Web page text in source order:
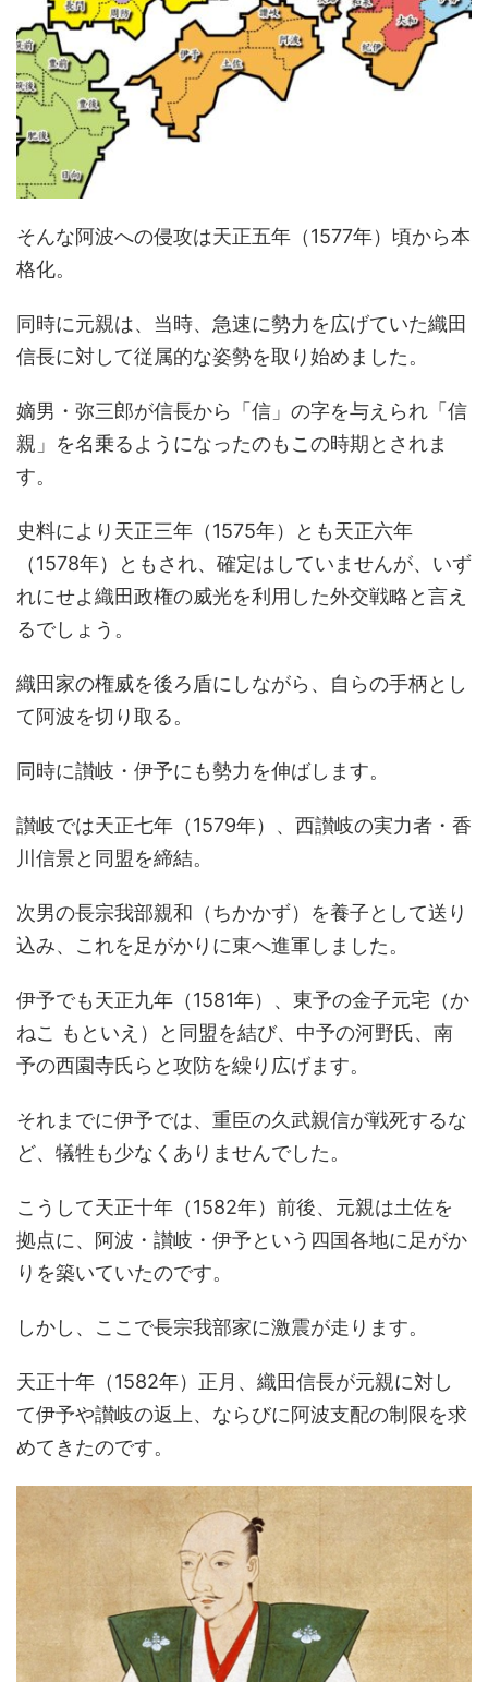
そんな阿波への侵攻は天正五年（1577年）頃から本
格化。
同時に元親は、当時、急速に勢力を広げていた織田
信長に対して従属的な姿勢を取り始めました。
嫡男・弥三郎が信長から「信」の字を与えられ「信
親」を名乗るようになったのもこの時期とされま
す。
史料により天正三年（1575年）とも天正六年
（1578年）ともされ、確定はしていませんが、いず
れにせよ織田政権の威光を利用した外交戦略と言え
るでしょう。
織田家の権威を後ろ盾にしながら、自らの手柄とし
て阿波を切り取る。
同時に讃岐・伊予にも勢力を伸ばします。
讃岐では天正七年（1579年）、西讃岐の実力者・香
川信景と同盟を締結。
次男の長宗我部親和（ちかかず）を養子として送り
込み、これを足がかりに東へ進軍しました。
伊予でも天正九年（1581年）、東予の金子元宅（か
ねこ もといえ）と同盟を結び、中予の河野氏、南
予の西園寺氏らと攻防を繰り広げます。
それまでに伊予では、重臣の久武親信が戦死するな
ど、犠牲も少なくありませんでした。
こうして天正十年（1582年）前後、元親は土佐を
拠点に、阿波・讃岐・伊予という四国各地に足がか
りを築いていたのです。
しかし、ここで長宗我部家に激震が走ります。
天正十年（1582年）正月、織田信長が元親に対し
て伊予や讃岐の返上、ならびに阿波支配の制限を求
めてきたのです。